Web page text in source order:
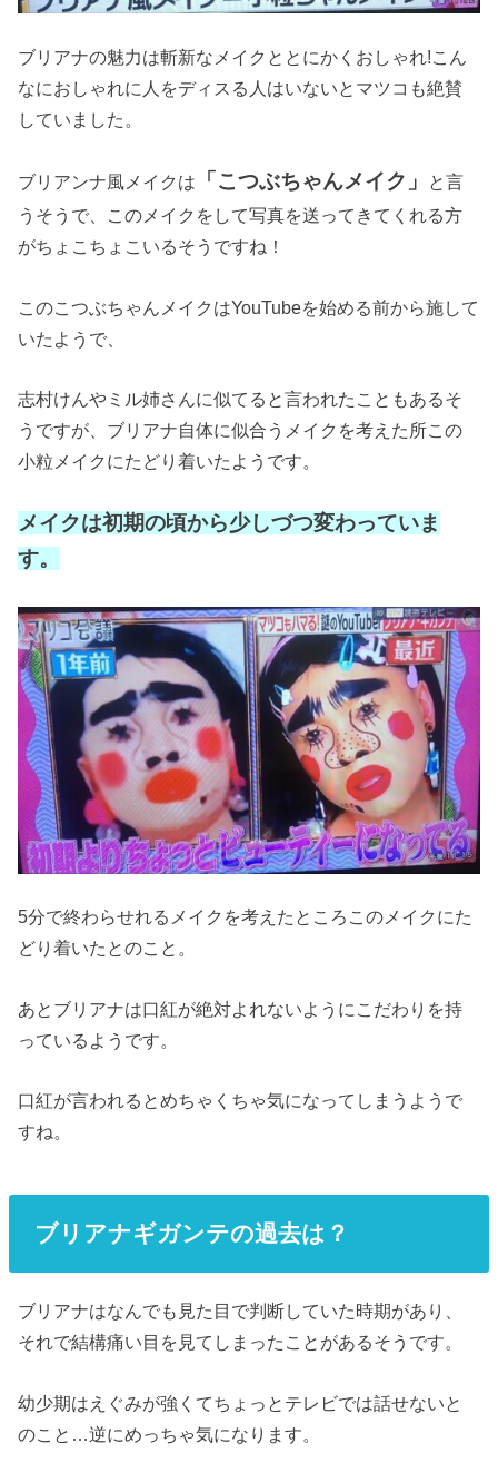
ブリアナの魅力は斬新なメイクととにかくおしゃれ!こん
なにおしゃれに人をディスる人はいないとマツコも絶賛
していました。
ブリアンナ風メイクは 「こつぶちゃんメイク」
と言
うそうで、このメイクをして写真を送ってきてくれる方
がちょこちょこいるそうですね！
このこつぶちゃんメイクはYouTubeを始める前から施して
いたようで、
志村けんやミル姉さんに似てると言われたこともあるそ
うですが、ブリアナ自体に似合うメイクを考えた所この
小粒メイクにたどり着いたようです。
メイクは初期の頃から少しづつ変わっていま
す。
5分で終わらせれるメイクを考えたところこのメイクにた
どり着いたとのこと。
あとブリアナは口紅が絶対よれないようにこだわりを持
っているようです。
口紅が言われるとめちゃくちゃ気になってしまうようで
すね。
ブリアナギガンテの過去は？
ブリアナはなんでも見た目で判断していた時期があり、
それで結構痛い目を見てしまったことがあるそうです。
幼少期はえぐみが強くてちょっとテレビでは話せないと
のこと
…逆にめっちゃ気になります。